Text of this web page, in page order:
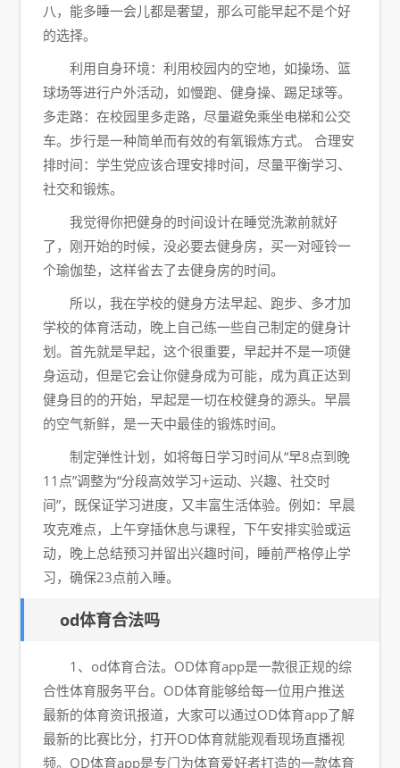
八，能多睡一会儿都是奢望，那么可能早起不是个好
的选择。
利用自身环境：利用校园内的空地，如操场、篮
球场等进行户外活动，如慢跑、健身操、踢足球等。
多走路：在校园里多走路，尽量避免乘坐电梯和公交
车。步行是一种简单而有效的有氧锻炼方式。 合理安
排时间：学生党应该合理安排时间，尽量平衡学习、
社交和锻炼。
我觉得你把健身的时间设计在睡觉洗漱前就好
了，刚开始的时候，没必要去健身房，买一对哑铃一
个瑜伽垫，这样省去了去健身房的时间。
所以，我在学校的健身方法早起、跑步、多才加
学校的体育活动，晚上自己练一些自己制定的健身计
划。首先就是早起，这个很重要，早起并不是一项健
身运动，但是它会让你健身成为可能，成为真正达到
健身目的的开始，早起是一切在校健身的源头。早晨
的空气新鲜，是一天中最佳的锻炼时间。
制定弹性计划，如将每日学习时间从“早8点到晚
11点”调整为“分段高效学习+运动、兴趣、社交时
间”，既保证学习进度，又丰富生活体验。例如：早晨
攻克难点，上午穿插休息与课程，下午安排实验或运
动，晚上总结预习并留出兴趣时间，睡前严格停止学
习，确保23点前入睡。
od体育合法吗
1、od体育合法。OD体育app是一款很正规的综
合性体育服务平台。OD体育能够给每一位用户推送
最新的体育资讯报道，大家可以通过OD体育app了解
最新的比赛比分，打开OD体育就能观看现场直播视
频。OD体育app是专门为体育爱好者打造的一款体育